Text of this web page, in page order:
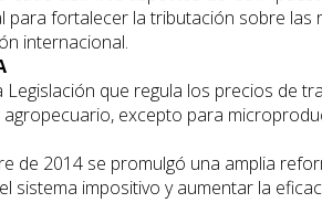
para fortalecer la tributación sobre las
internacional.
Legislación que regula los precios de
excepto para
de 2014 se promulgó una amplia
sistema impositivo y aumentar la